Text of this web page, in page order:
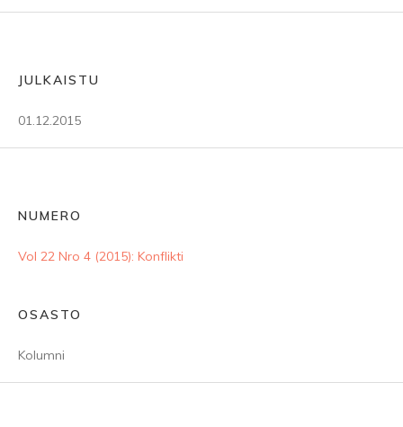
JULKAISTU
01.12.2015
NUMERO
Vol 22 Nro 4 (2015): Konflikti
OSASTO
Kolumni